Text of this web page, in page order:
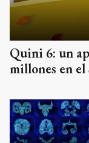
Quini 6: un
millones en el